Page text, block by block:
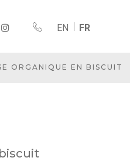
EN FR
ORGANIQUE EN BISCUIT